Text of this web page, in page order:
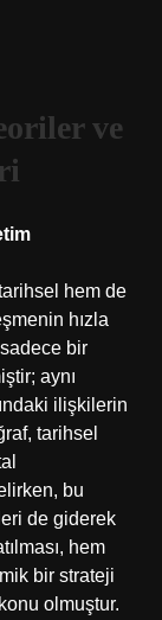
ve
hem de
hızla
sadece bir
aynı
ilişkilerin
tarihsel
bu
de giderek
hem
bir strateji
olmuştur.